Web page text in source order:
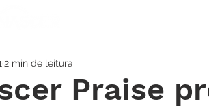
Praise
2 min de leitura